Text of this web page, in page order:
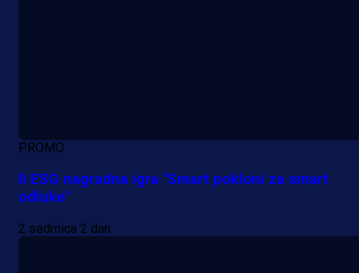
PROMO
II ESG nagradna igra "Smart pokloni za smart
odluke"
2 sedmica 2 dan